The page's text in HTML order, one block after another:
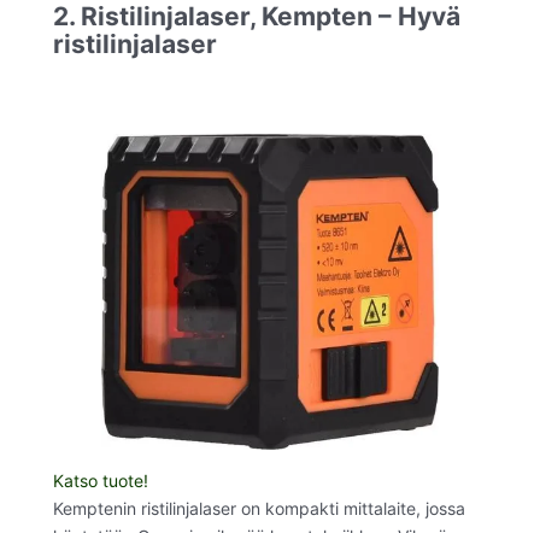
2. Ristilinjalaser, Kempten – Hyvä
ristilinjalaser
Katso tuote!
Kemptenin ristilinjalaser on kompakti mittalaite, jossa